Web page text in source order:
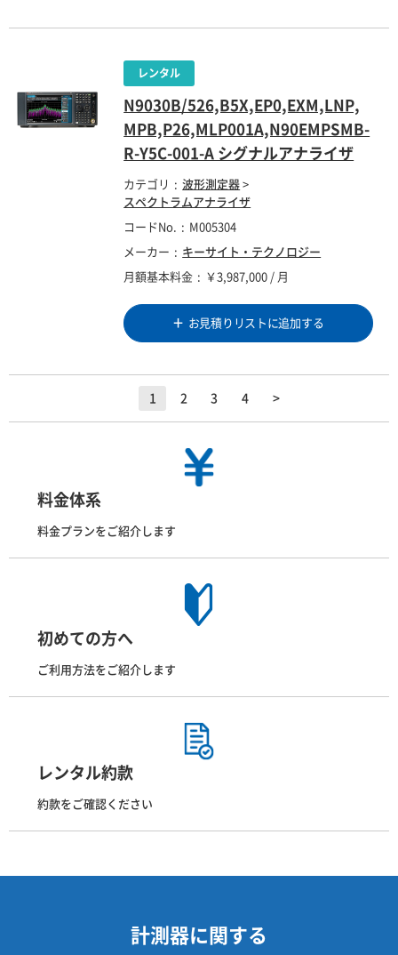
N9030B/526,B5X,EP0,EXM,LNP,
MPB,P26,MLP001A,N90EMPSMB-
R-Y5C-001-A シグナルアナライザ
カテゴリ 波形測定器 >
スペクトラムアナライザ
コードNo. M005304
メーカー キーサイト・テクノロジー
月額基本料金 ￥3,987,000 / 月
お見積りリストに追加する
1 2 3 4 >
料金体系
料金プランをご紹介します
初めての方へ
ご利用方法をご紹介します
レンタル約款
約款をご確認ください
計測器に関する